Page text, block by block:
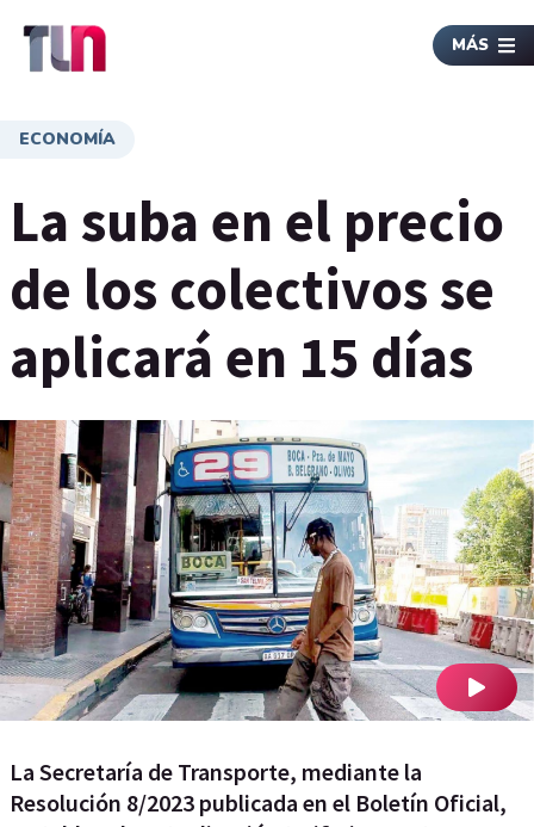
MÁS
ECONOMÍA
La suba en el precio
de los colectivos se
aplicará en 15 días
La Secretaría de Transporte, mediante la
Resolución 8/2023 publicada en el Boletín Oficial,